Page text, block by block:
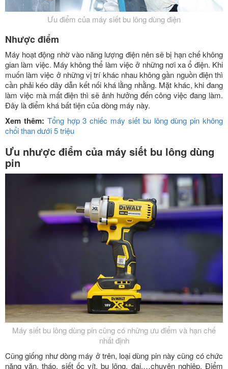
Ưu điểm của máy siết bu lông dùng điện
Nhược điểm
Máy hoạt động nhờ vào năng lượng điện nên sẽ bị hạn chế không
gian làm việc. Máy không thể làm việc ở những nơi xa ổ điện. Khi
muốn làm việc ở những vị trí khác nhau không gần nguồn điện thì
cần phải kéo dây dẫn kết nối khá lằng nhằng. Mặt khác, khi đang
làm việc mà mất điện thì sẽ ảnh hưởng đến công việc đang làm.
Đây là điểm khá bất tiện của dòng máy này.
Xem thêm: Tổng hợp 3 chiếc máy siết bu lông dùng pin không
chổi than dưới 5 triệu
Ưu nhược điểm của máy siết bu lông dùng
pin
Máy siết bu lông dùng pin cũng có những ưu điểm và hạn chế
nhất định
Cũng giống như dòng máy ở trên, loại dùng pin này cũng có chức
năng vặn, tháo, siết ốc vít, bu lông, đai,…chuyên nghiệp. Điểm